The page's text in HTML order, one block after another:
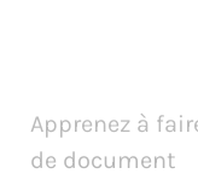
Apprenez à
de document